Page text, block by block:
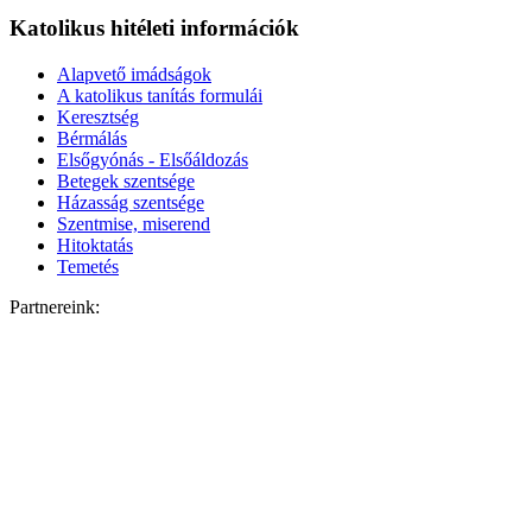
Katolikus hitéleti információk
Alapvető imádságok
A katolikus tanítás formulái
Keresztség
Bérmálás
Elsőgyónás - Elsőáldozás
Betegek szentsége
Házasság szentsége
Szentmise, miserend
Hitoktatás
Temetés
Partnereink: